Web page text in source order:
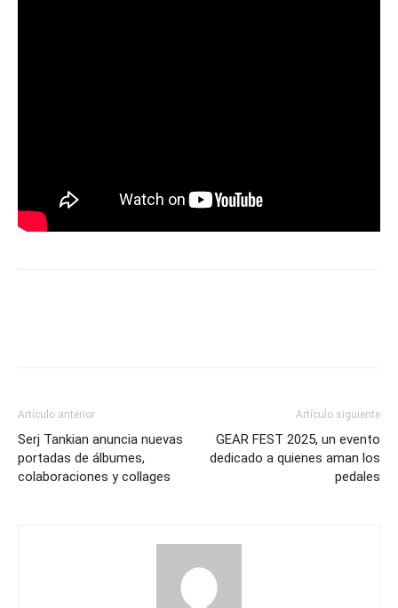
Artículo anterior
Serj Tankian anuncia nuevas
portadas de álbumes,
colaboraciones y collages
Artículo siguiente
GEAR FEST 2025, un evento
dedicado a quienes aman los
pedales